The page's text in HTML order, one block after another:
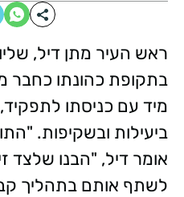
ראש העיר מתן דיל,
בתקופת כהונתו כחבר
מיד עם כניסתו
ביעילות ובשקיפות.
אומר דיל, "הבנו שלצד
לשתף אותם בתהליך